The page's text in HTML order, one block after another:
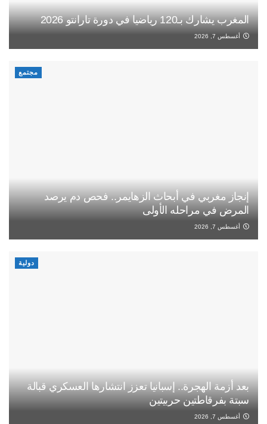
المغرب يشارك بـ120 رياضيا في دورة تارانتو 2026
أغسطس 7, 2026
مجتمع
إنجاز مغربي في أبحاث الزهايمر.. فحص دم يرصد
المرض في مراحله الأولى
أغسطس 7, 2026
دولية
بعد أزمة الهجرة.. إسبانيا تعزز انتشارها العسكري قبالة
سبتة بفرقاطتين حربيتين
أغسطس 7, 2026